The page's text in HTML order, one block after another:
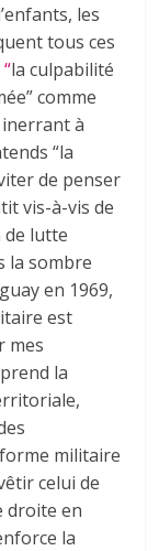
les
tous ces
“la culpabilité
comme
inerrant à
“la
de penser
vis-à-vis de
de lutte
la sombre
en 1969,
est
mes
la
militaire
celui de
droite en
la